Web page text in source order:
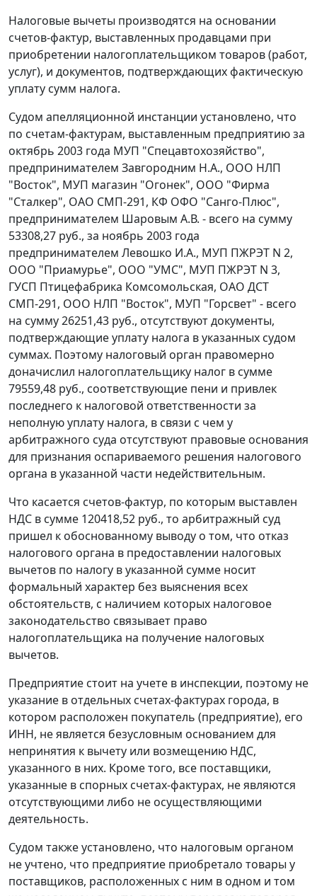
Налоговые вычеты производятся на основании
счетов-фактур, выставленных продавцами при
приобретении налогоплательщиком товаров (работ,
услуг), и документов, подтверждающих фактическую
уплату сумм налога.
Судом апелляционной инстанции установлено, что
по счетам-фактурам, выставленным предприятию за
октябрь 2003 года МУП "Спецавтохозяйство",
предпринимателем Завгородним Н.А., ООО НЛП
"Восток", МУП магазин "Огонек", ООО "Фирма
"Сталкер", ОАО СМП-291, КФ ОФО "Санго-Плюс",
предпринимателем Шаровым А.В. - всего на сумму
53308,27 руб., за ноябрь 2003 года
предпринимателем Левошко И.А., МУП ПЖРЭТ N 2,
ООО "Приамурье", ООО "УМС", МУП ПЖРЭТ N 3,
ГУСП Птицефабрика Комсомольская, ОАО ДСТ
СМП-291, ООО НЛП "Восток", МУП "Горсвет" - всего
на сумму 26251,43 руб., отсутствуют документы,
подтверждающие уплату налога в указанных судом
суммах. Поэтому налоговый орган правомерно
доначислил налогоплательщику налог в сумме
79559,48 руб., соответствующие пени и привлек
последнего к налоговой ответственности за
неполную уплату налога, в связи с чем у
арбитражного суда отсутствуют правовые основания
для признания оспариваемого решения налогового
органа в указанной части недействительным.
Что касается счетов-фактур, по которым выставлен
НДС в сумме 120418,52 руб., то арбитражный суд
пришел к обоснованному выводу о том, что отказ
налогового органа в предоставлении налоговых
вычетов по налогу в указанной сумме носит
формальный характер без выяснения всех
обстоятельств, с наличием которых налоговое
законодательство связывает право
налогоплательщика на получение налоговых
вычетов.
Предприятие стоит на учете в инспекции, поэтому не
указание в отдельных счетах-фактурах города, в
котором расположен покупатель (предприятие), его
ИНН, не является безусловным основанием для
непринятия к вычету или возмещению НДС,
указанного в них. Кроме того, все поставщики,
указанные в спорных счетах-фактурах, не являются
отсутствующими либо не осуществляющими
деятельность.
Судом также установлено, что налоговым органом
не учтено, что предприятие приобретало товары у
поставщиков, расположенных с ним в одном и том